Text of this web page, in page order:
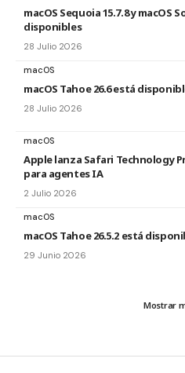
macOS Sequoia 15.7.8 y macOS
disponibles
28 Julio 2026
macOS
macOS Tahoe 26.6 está
28 Julio 2026
macOS
Apple lanza Safari Technology
para agentes IA
2 Julio 2026
macOS
macOS Tahoe 26.5.2 está
29 Junio 2026
Mostrar